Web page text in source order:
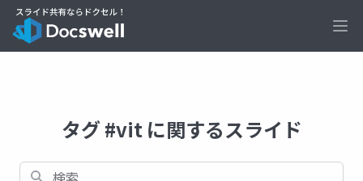
タグ #vit に関するスライド
検索